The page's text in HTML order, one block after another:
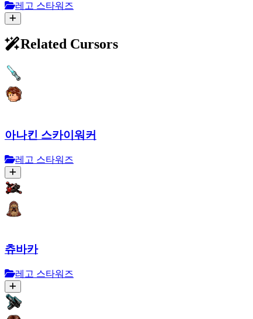
레고 스타워즈
Related Cursors
아나킨 스카이워커
레고 스타워즈
츄바카
레고 스타워즈